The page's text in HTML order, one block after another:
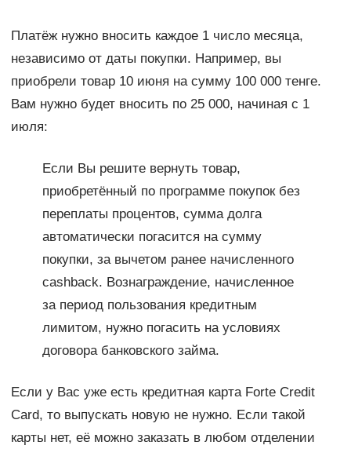
Платёж нужно вносить каждое 1 число месяца,
независимо от даты покупки. Например, вы
приобрели товар 10 июня на сумму 100 000 тенге.
Вам нужно будет вносить по 25 000, начиная с 1
июля:
Если Вы решите вернуть товар,
приобретённый по программе покупок без
переплаты процентов, сумма долга
автоматически погасится на сумму
покупки, за вычетом ранее начисленного
cashback. Вознаграждение, начисленное
за период пользования кредитным
лимитом, нужно погасить на условиях
договора банковского займа.
Если у Вас уже есть кредитная карта Forte Credit
Card, то выпускать новую не нужно. Если такой
карты нет, её можно заказать в любом отделении